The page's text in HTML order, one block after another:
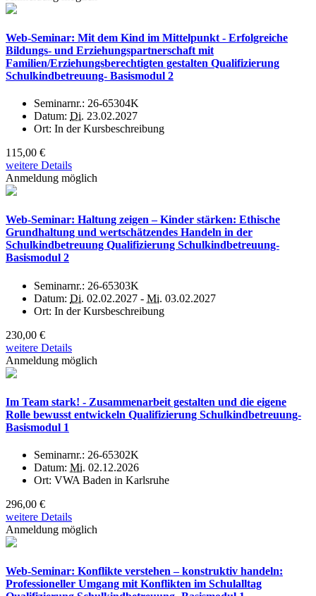
Web-Seminar: Mit dem Kind im Mittelpunkt - Erfolgreiche
Bildungs- und Erziehungspartnerschaft mit
Familien/Erziehungsberechtigten gestalten Qualifizierung
Schulkindbetreuung- Basismodul 2
Seminarnr.: 26-65304K
Datum: Di. 23.02.2027
Ort: In der Kursbeschreibung
115,00 €
weitere Details
Anmeldung möglich
Web-Seminar: Haltung zeigen – Kinder stärken: Ethische
Grundhaltung und wertschätzendes Handeln in der
Schulkindbetreuung Qualifizierung Schulkindbetreuung-
Basismodul 2
Seminarnr.: 26-65303K
Datum: Di. 02.02.2027 - Mi. 03.02.2027
Ort: In der Kursbeschreibung
230,00 €
weitere Details
Anmeldung möglich
Im Team stark! - Zusammenarbeit gestalten und die eigene
Rolle bewusst entwickeln Qualifizierung Schulkindbetreuung-
Basismodul 1
Seminarnr.: 26-65302K
Datum: Mi. 02.12.2026
Ort: VWA Baden in Karlsruhe
296,00 €
weitere Details
Anmeldung möglich
Web-Seminar: Konflikte verstehen – konstruktiv handeln:
Professioneller Umgang mit Konflikten im Schulalltag